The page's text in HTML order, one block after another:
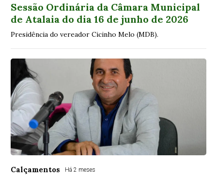
Sessão Ordinária da Câmara Municipal
de Atalaia do dia 16 de junho de 2026
Presidência do vereador Cicinho Melo (MDB).
Calçamentos Há 2 meses